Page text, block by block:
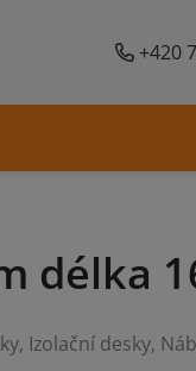
+420
délka
Skříně, Rámové